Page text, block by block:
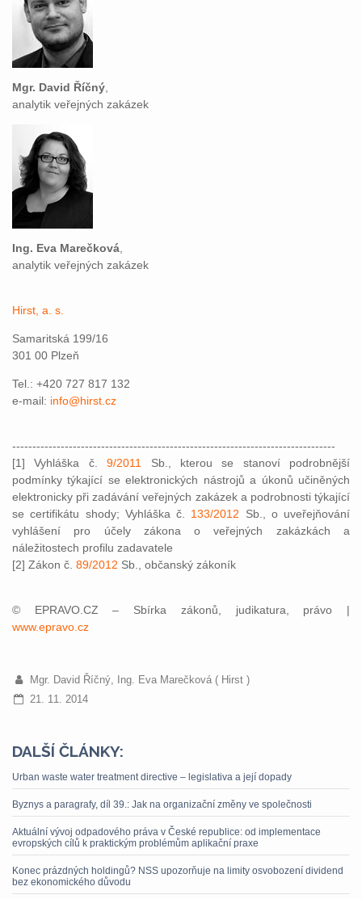
Mgr. David Říčný
analytik veřejných zakázek
Ing. Eva Marečková
analytik veřejných zakázek
Hirst, a. s.
Samaritská 199/16
301 00 Plzeň
Tel.: +420 727 817 132
e-mail: info@hirst.cz
--------------------------------------------------------------------------------
[1] Vyhláška č.9/2011
Sb., kterou se stanoví podrobnější
podmínky týkající se elektronických nástrojů a úkonů učiněných
elektronicky při zadávání veřejných zakázek a podrobnosti týkající
se certifikátu shody; Vyhláška č. 133/2012 Sb., o uveřejňování
vyhlášení pro účely zákona o veřejných zakázkách a
náležitostech profilu zadavatele
[2] Zákon č. 89/2012 Sb., občanský zákoník
© EPRAVO.CZ – Sbírka zákonů, judikatura, právo |
www.epravo.cz
Mgr. David Říčný, Ing. Eva Marečková ( Hirst )
21. 11. 2014
DALŠÍ ČLÁNKY:
Urban waste water treatment directive – legislativa a její dopady
Byznys a paragrafy, díl 39.: Jak na organizační změny ve společnosti
Aktuální vývoj odpadového práva v České republice: od implementace
evropských cílů k praktickým problémům aplikační praxe
Konec prázdných holdingů? NSS upozorňuje na limity osvobození dividend
bez ekonomického důvodu